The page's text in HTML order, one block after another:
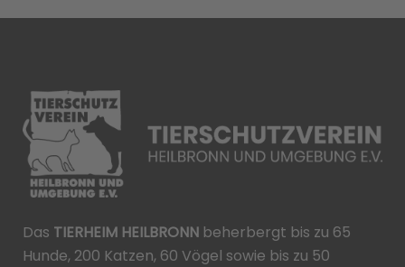
Das TIERHEIM HEILBRONN beherbergt bis zu 65
Hunde, 200 Katzen, 60 Vögel sowie bis zu 50